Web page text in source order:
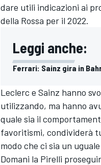
dare utili indicazioni ai
della Rossa per il 2022.
Leggi anche:
Ferrari: Sainz gira in
Leclerc e Sainz hanno
utilizzando, ma hanno
quale sia il
favoritismi, condividerà
modo che ci sia un
Domani la Pirelli